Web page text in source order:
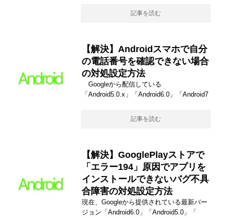
記事を読む
【解決】Androidスマホで自分
の電話番号を確認できない場合
の対処設定方法
Googleから配信している
「Android5.0.x」「Android6.0」「Android7
記事を読む
【解決】GooglePlayストアで
「エラー194」原因でアプリを
インストールできないバグ不具
合障害の対処設定方法
現在、Googleから提供されている最新バー
ジョン「Android6.0」「Android5.0」「